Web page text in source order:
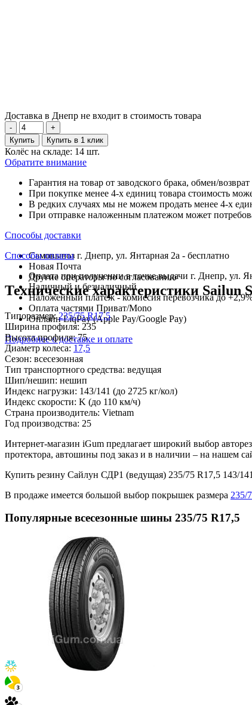
Доставка в Днепр не входит в стоимость товара
-
+
Купить
Купить в 1 клик
Колёс на складе: 14 шт.
Обратите внимание
Гарантия на товар от заводского брака, обмен/
При покупке менее 4-х единиц товара стоимость
В редких случаях мы не можем продать менее 4-х
При отправке наложенным платежом может
Способы доставки
Самовывоз г. Днепр, ул. Янтарная 2а - бесплатно
Новая Почта
Другие операторы по согласованию
Способы оплаты
Оплата при получении в точке выдачи г. Днепр, ул.
Наличный и безналичный
Наложенный платеж - комиссия перевозчика до
Оплата частями Приват/Mono
Онлайн LiqPay (Apple Pay/Google Pay)
Подробнее о доставке и оплате
Технические характеристики Sailun
Типоразмер:235/75 R17,5
Ширина профиля: 235
Высота профиля:75
Диаметр колеса: 17,5
Сезон: всесезонная
Тип транспортного средства: ведущая
Шип/нешип: нешип
Индекс нагрузки: 143/141 (до 2725 кг/кол)
Индекс скорости: K (до 110 км/ч)
Страна производитель: Vietnam
Год производства: 25
Интернет-магазин iGum предлагает широкий выбор
протектора, автошины под заказ и в наличии – на нашем
Купить резину Сайлун СДР1 (ведущая) 235/75 R17,5 143/
В продаже имеется большой выбор покрышек размера 235/
Популярные всесезонные шины 235/75 R17,5